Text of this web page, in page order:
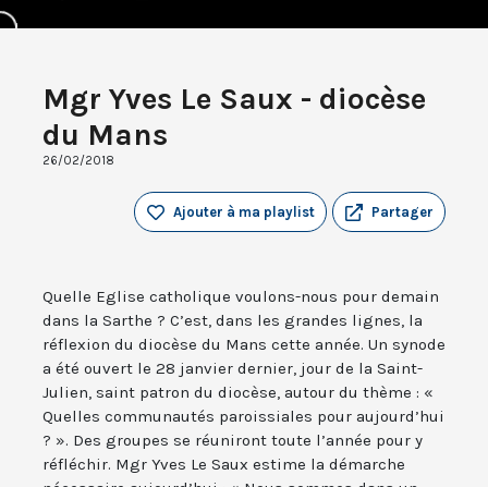
Mgr Yves Le Saux - diocèse
du Mans
26/02/2018
Partager
Ajouter à ma playlist
Quelle Eglise catholique voulons-nous pour demain
dans la Sarthe ? C’est, dans les grandes lignes, la
réflexion du diocèse du Mans cette année. Un synode
a été ouvert le 28 janvier dernier, jour de la Saint-
Julien, saint patron du diocèse, autour du thème : «
Quelles communautés paroissiales pour aujourd’hui
? ». Des groupes se réuniront toute l’année pour y
réfléchir. Mgr Yves Le Saux estime la démarche